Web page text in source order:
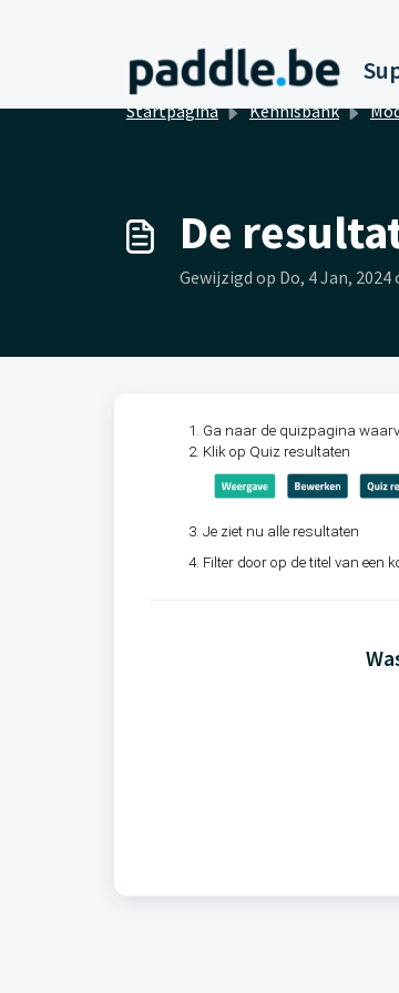
Startpagina
Kennisbank Modules,
De
Gewijzigd op Do, 4 Jan, 2024
Ga naar de quizpagina
Klik op Quiz resultaten
Je ziet nu alle resultaten
Filter door op de titel van een